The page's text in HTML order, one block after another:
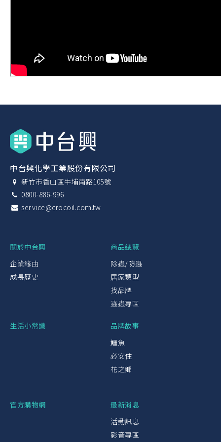
中台興化學工業股份有限公司
新竹市香山區牛埔南路105號
0800-886-996
service@crocoil.com.tw
關於中台興
企業緣由
成長歷史
商品總覽
除蟲/防蟲
居家類型
找品牌
蟲蟲專區
生活小常識
品牌故事
鱷魚
必安住
花之鄉
官方購物網
最新消息
活動訊息
影音專區